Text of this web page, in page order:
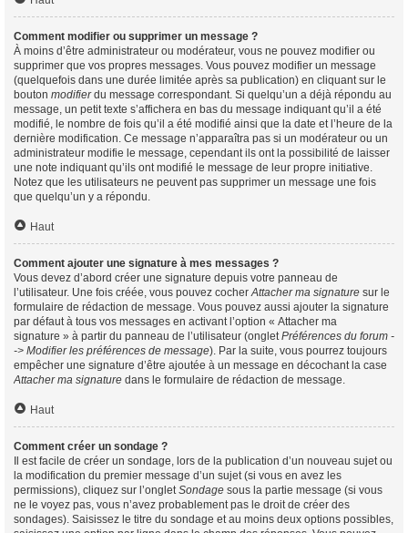
Comment modifier ou supprimer un message ?
À moins d’être administrateur ou modérateur, vous ne pouvez modifier ou
supprimer que vos propres messages. Vous pouvez modifier un message
(quelquefois dans une durée limitée après sa publication) en cliquant sur le
bouton modifierdu message correspondant. Si quelqu’un a déjà répondu au
message, un petit texte s’affichera en bas du message indiquant qu’il a été
modifié, le nombre de fois qu’il a été modifié ainsi que la date et l’heure de la
dernière modification. Ce message n’apparaîtra pas si un modérateur ou un
administrateur modifie le message, cependant ils ont la possibilité de laisser
une note indiquant qu’ils ont modifié le message de leur propre initiative.
Notez que les utilisateurs ne peuvent pas supprimer un message une fois
que quelqu’un y a répondu.
Haut
Comment ajouter une signature à mes messages ?
Vous devez d’abord créer une signature depuis votre panneau de
l’utilisateur. Une fois créée, vous pouvez cocherAttacher ma signature sur le
formulaire de rédaction de message. Vous pouvez aussi ajouter la signature
par défaut à tous vos messages en activant l’option « Attacher ma
signature » à partir du panneau de l’utilisateur (ongletPréférences du forum -
-> Modifier les préférences de message). Par la suite, vous pourrez toujours
empêcher une signature d’être ajoutée à un message en décochant la case
Attacher ma signature dans le formulaire de rédaction de message.
Haut
Comment créer un sondage ?
Il est facile de créer un sondage, lors de la publication d’un nouveau sujet ou
la modification du premier message d’un sujet (si vous en avez les
permissions), cliquez sur l’ongletSondage sous la partie message (si vous
ne le voyez pas, vous n’avez probablement pas le droit de créer des
sondages). Saisissez le titre du sondage et au moins deux options possibles,